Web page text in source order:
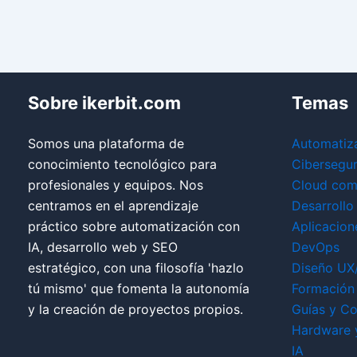
Sobre ikerbit.com
Somos una plataforma de
conocimiento tecnológico para
profesionales y equipos. Nos
centramos en el aprendizaje
práctico sobre automatización con
IA, desarrollo web y SEO
estratégico, con una filosofía 'hazlo
tú mismo' que fomenta la autonomía
y la creación de proyectos propios.
Temas
Cloud
DevOps
Diseño
Guías y
Hardware
IA